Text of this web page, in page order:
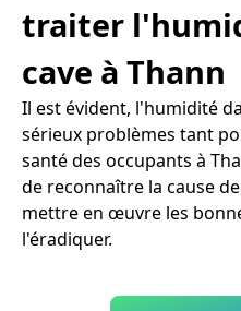
traiter
cave à Thann
Il est évident, l'humidité
sérieux problèmes tant
santé des occupants à
de reconnaître la cause
mettre en œuvre les
l'éradiquer.